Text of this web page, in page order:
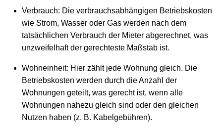
Verbrauch: Die verbrauchsabhängigen Betriebskosten
wie Strom, Wasser oder Gas werden nach dem
tatsächlichen Verbrauch der Mieter abgerechnet, was
unzweifelhaft der gerechteste Maßstab ist.
Wohneinheit: Hier zählt jede Wohnung gleich. Die
Betriebskosten werden durch die Anzahl der
Wohnungen geteilt, was gerecht ist, wenn alle
Wohnungen nahezu gleich sind oder den gleichen
Nutzen haben (z. B. Kabelgebühren).